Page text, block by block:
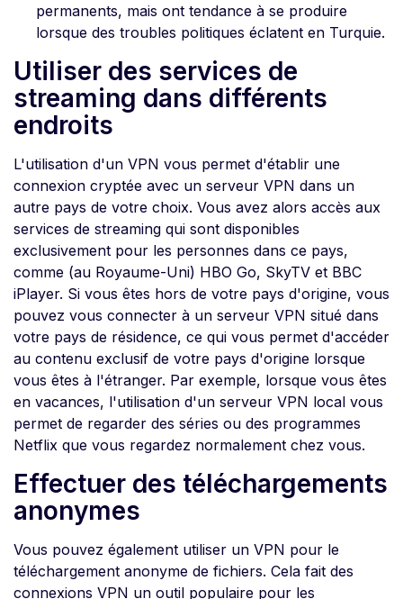
permanents, mais ont tendance à se produire
lorsque des troubles politiques éclatent en Turquie.
Utiliser des services de
streaming dans différents
endroits
L'utilisation d'un VPN vous permet d'établir une
connexion cryptée avec un serveur VPN dans un
autre pays de votre choix. Vous avez alors accès aux
services de streaming qui sont disponibles
exclusivement pour les personnes dans ce pays,
comme (au Royaume-Uni) HBO Go, SkyTV et BBC
iPlayer. Si vous êtes hors de votre pays d'origine, vous
pouvez vous connecter à un serveur VPN situé dans
votre pays de résidence, ce qui vous permet d'accéder
au contenu exclusif de votre pays d'origine lorsque
vous êtes à l'étranger. Par exemple, lorsque vous êtes
en vacances, l'utilisation d'un serveur VPN local vous
permet de regarder des séries ou des programmes
Netflix que vous regardez normalement chez vous.
Effectuer des téléchargements
anonymes
Vous pouvez également utiliser un VPN pour le
téléchargement anonyme de fichiers. Cela fait des
connexions VPN un outil populaire pour les